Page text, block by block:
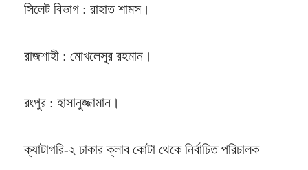
সিলেট বিভাগ : রাহাত শামস।
রাজশাহী : মোখলেসুর রহমান।
রংপুর : হাসানুজ্জামান।
ক্যাটাগরি-২ ঢাকার ক্লাব কোটা থেকে নির্বাচিত পরিচালক